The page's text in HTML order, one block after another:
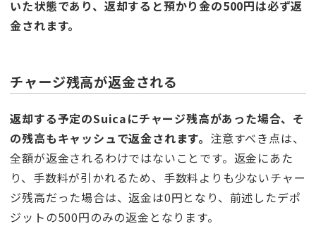
いた状態であり、返却すると預かり金の500円は必ず返
金されます。
チャージ残高が返金される
返却する予定のSuicaにチャージ残高があった場合、そ
の残高もキャッシュで返金されます。 注意すべき点は、
全額が返金されるわけではないことです。返金にあた
り、手数料が引かれるため、手数料よりも少ないチャー
ジ残高だった場合は、返金は0円となり、前述したデポ
ジットの500円のみの返金となります。